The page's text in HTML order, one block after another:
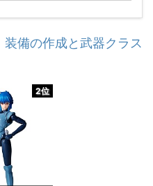
装備の作成と武器クラス
2位